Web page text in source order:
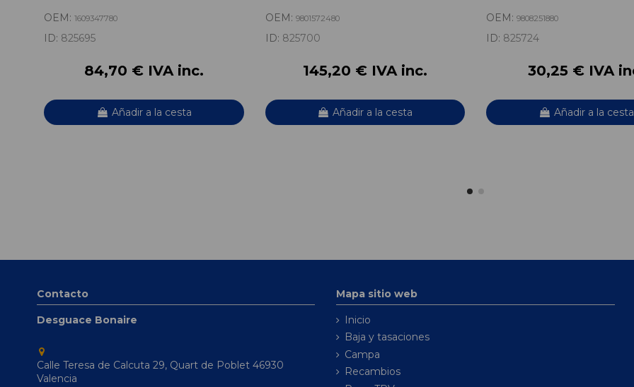
OEM: 1609347780
ID: 825695
84,70 € IVA inc.
Añadir a la cesta
OEM: 9801572480
ID: 825700
145,20 € IVA inc.
Añadir a la cesta
OEM: 9808251880
ID: 825724
30,25 € IVA
Añadir a la cesta
Contacto
Desguace Bonaire
Calle Teresa de Calcuta 29, Quart de Poblet 46930
Valencia
Mapa sitio web
Inicio
Baja y tasaciones
Campa
Recambios